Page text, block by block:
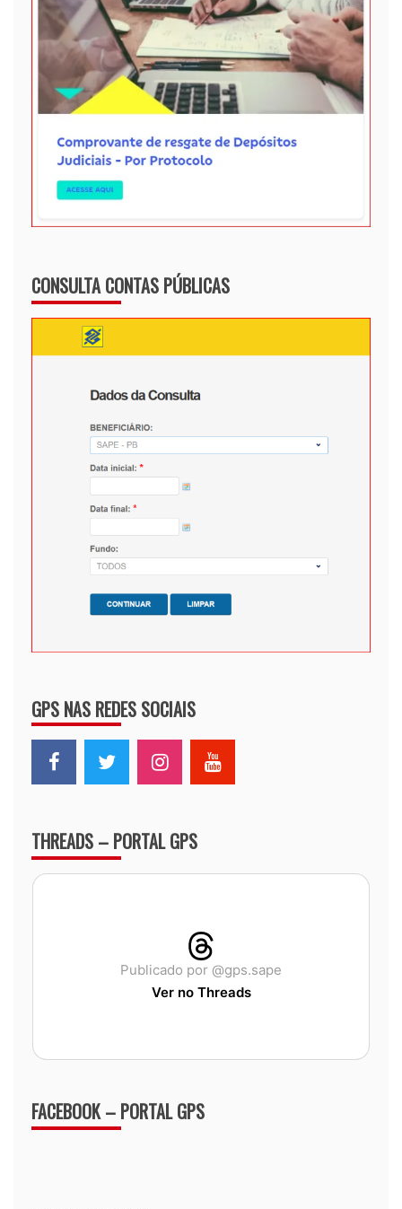
CONSULTA CONTAS PÚBLICAS
GPS NAS REDES SOCIAIS
THREADS – PORTAL GPS
Publicado por @gps.sape
Ver no Threads
FACEBOOK – PORTAL GPS